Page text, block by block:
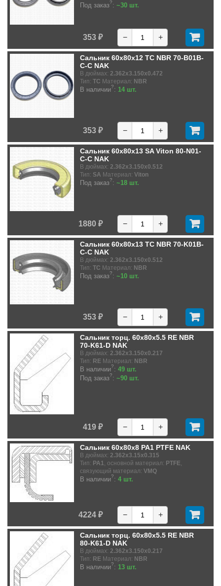
Под заказ?: ~30 шт.
353 ₽ − +
Сальник 60x80x12 TC NBR 70-B01B-
C-C NAK
В дюймах: 2.362x3.150x0.472
Тип: TC Материал: NBR
В наличии?: 14 шт.
353 ₽ − +
Сальник 60x80x13 SA Viton 80-N01-
C-C NAK
В дюймах: 2.362x3.150x0.512
Тип: SA Материал: Viton
Под заказ?: ~18 шт.
1880 ₽ − +
Сальник 60x80x13 TC NBR 70-K01B-
C-C NAK
В дюймах: 2.362x3.150x0.512
Тип: TC Материал: NBR
Под заказ?: ~10 шт.
353 ₽ − +
Сальник торц. 60x80x5.5 RE NBR
70-K61-D NAK
В дюймах: 2.362x3.150x0.217
Тип: RE Материал: NBR
В наличии?: 49 шт.
Под заказ?: ~90 шт.
419 ₽ − +
Сальник 60x80x8 PA1 PTFE NAK
В дюймах: 2.362x3.15x0.315
Тип: PA1, основной материал: PTFE,
связующий материал: VMQ
В наличии?: 4 шт.
4224 ₽ − +
Сальник торц. 60x80x5.5 RE NBR
80-K61-D NAK
В дюймах: 2.362x3.150x0.217
Тип: RE Материал: NBR
В наличии?: 13 шт.